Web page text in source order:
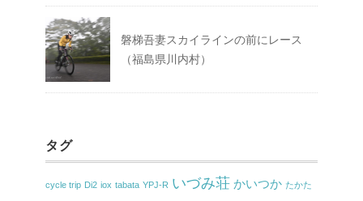
磐梯吾妻スカイラインの前にレース
（福島県川内村）
タグ
cycle trip Di2 iox tabata YPJ-R いづみ荘 かいつか たかた